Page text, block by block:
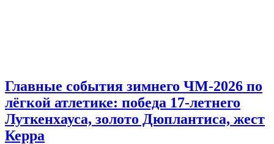
Главные события зимнего ЧМ-2026 по
лёгкой атлетике: победа 17-летнего
Луткенхауса, золото Дюплантиса, жест
Керра